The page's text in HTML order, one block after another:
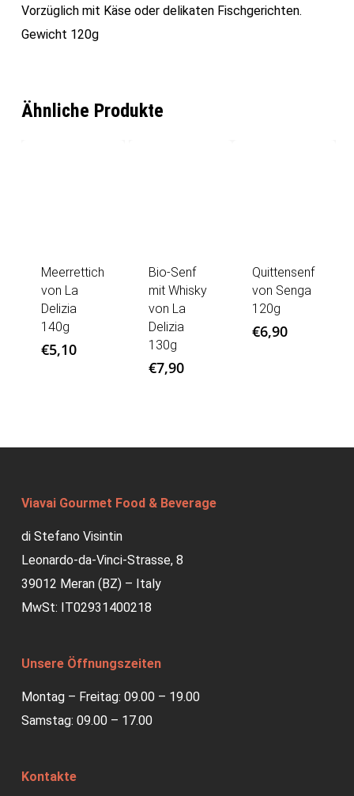
Vorzüglich mit Käse oder delikaten Fischgerichten.
Gewicht 120g
Ähnliche Produkte
Meerrettich
von La
Delizia
140g
€5,10
Bio-Senf
mit Whisky
von La
Delizia
130g
€7,90
Quittensenf
von Senga
120g
€6,90
Viavai Gourmet Food & Beverage
di Stefano Visintin
Leonardo-da-Vinci-Strasse, 8
39012 Meran (BZ) – Italy
MwSt: IT02931400218
Unsere Öffnungszeiten
Montag – Freitag: 09.00 – 19.00
Samstag: 09.00 – 17.00
Kontakte